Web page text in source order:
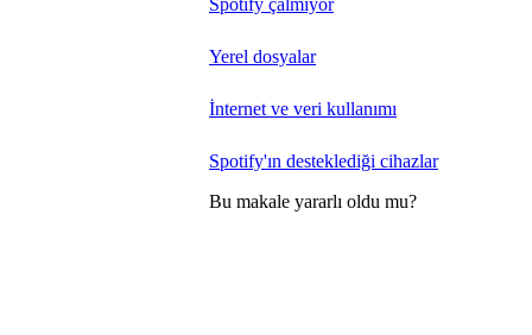
Yerel dosyalar
İnternet ve veri kullanımı
Spotify'ın desteklediği cihazlar
Bu makale yararlı oldu mu?